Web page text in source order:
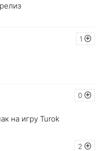
1
0
на игру Turok
2